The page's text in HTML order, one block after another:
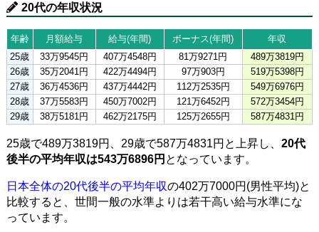
20代の年収状況
年齢 月額給与 給与(年間) ボーナス(年間)
年収
25歳
33万9545円 407万4548円 81万9271円
489万3819円
26歳
35万2041円 422万4494円 97万903円
519万5398円
27歳
36万4536円 437万4442円 112万2535円
549万6976円
28歳
37万5583円 450万7002円 121万6452円
572万3454円
29歳
38万5181円 462万2175円 125万2655円 587万4831円
25歳で489万3819円、29歳で587万4831円と上昇し、 20代
後半の平均年収は543万6896円 となっています。
日本全体の20代後半の平均年収の402万7000円(男性平均)と
比較すると、世間一般の水準よりは若干高い給与水準にな
っています。